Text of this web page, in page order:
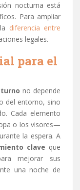
nocturna está
Para ampliar
diferencia entre
legales.
para el
no depende
del entorno, sino
Cada elemento
o los visores—
la espera. A
clave que
mejorar sus
una noche de